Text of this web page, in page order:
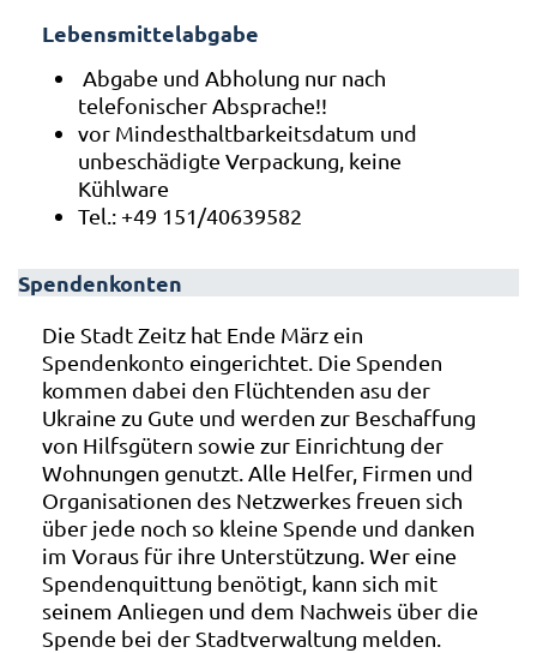
Lebensmittelabgabe
Abgabe und Abholung nur nach
telefonischer Absprache!!
vor Mindesthaltbarkeitsdatum und
unbeschädigte Verpackung, keine
Kühlware
Tel.: +49 151/40639582
Spendenkonten
Die Stadt Zeitz hat Ende März ein
Spendenkonto eingerichtet. Die Spenden
kommen dabei den Flüchtenden asu der
Ukraine zu Gute und werden zur Beschaffung
von Hilfsgütern sowie zur Einrichtung der
Wohnungen genutzt. Alle Helfer, Firmen und
Organisationen des Netzwerkes freuen sich
über jede noch so kleine Spende und danken
im Voraus für ihre Unterstützung. Wer eine
Spendenquittung benötigt, kann sich mit
seinem Anliegen und dem Nachweis über die
Spende bei der Stadtverwaltung melden.